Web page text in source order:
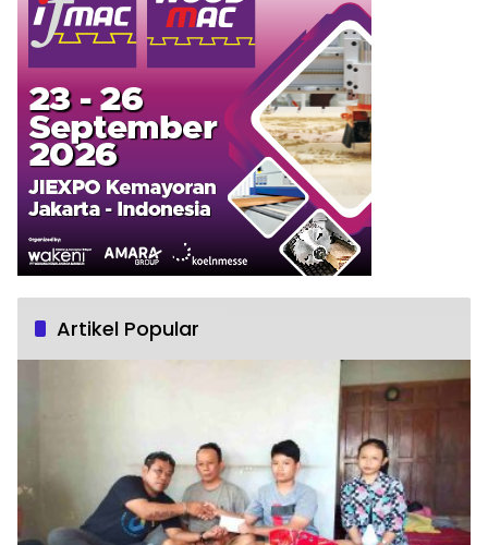
Artikel Popular